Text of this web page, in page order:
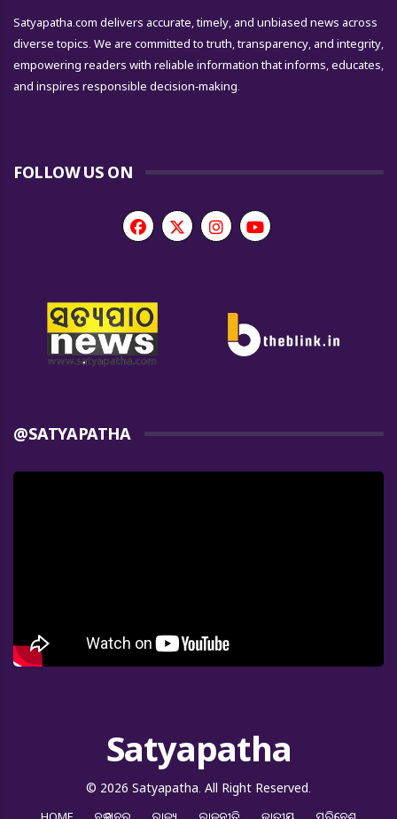
Satyapatha.com delivers accurate, timely, and unbiased news across
diverse topics. We are committed to truth, transparency, and integrity,
empowering readers with reliable information that informs, educates,
and inspires responsible decision-making.
FOLLOW US ON
@SATYAPATHA
Satyapatha
© 2026 Satyapatha. All Right Reserved.